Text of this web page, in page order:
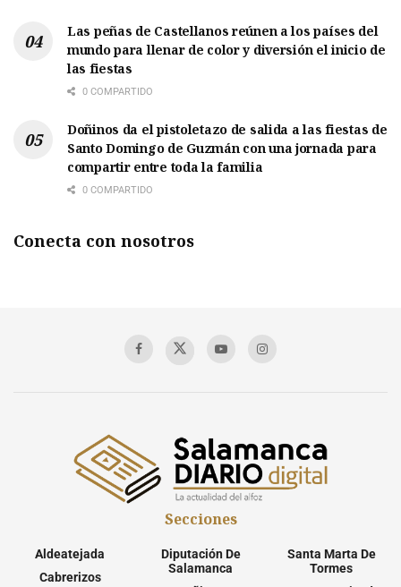
Las peñas de Castellanos reúnen a los países del
mundo para llenar de color y diversión el inicio de
las fiestas
0 COMPARTIDO
Doñinos da el pistoletazo de salida a las fiestas de
Santo Domingo de Guzmán con una jornada para
compartir entre toda la familia
0 COMPARTIDO
Conecta con nosotros
Secciones
Aldeatejada
Cabrerizos
Diputación De
Salamanca
Santa Marta De
Tormes